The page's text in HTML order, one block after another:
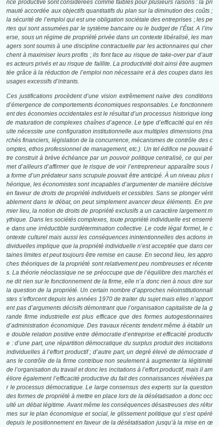
nce productive sont considérées comme faibles pour plusieurs raisons : la pri
mauté accordée aux objectifs quantitatifs du plan sur la diminution des coûts ;
la sécurité de l’emploi qui est une obligation sociétale des entreprises ; les pe
rtes qui sont assumées par le système bancaire ou le budget de l’État. A l’inv
erse, sous un régime de propriété privée dans un contexte libéralisé, les man
agers sont soumis à une discipline contractuelle par les actionnaires qui cher
chent à maximiser leurs profits ; ils font face au risque de take-over par d’autr
es acteurs privés et au risque de faillite. La productivité doit ainsi être augmen
tée grâce à la réduction de l’emploi non nécessaire et à des coupes dans les
usages excessifs d’intrants.
Ces justifications procèdent d’une vision extrêmement naïve des conditions
d’émergence de comportements économiques responsables. Le fonctionnem
ent des économies occidentales est le résultat d’un processus historique long
de maturation de complexes chaînes d’agence. Le type d’efficacité qui en rés
ulte nécessite une configuration institutionnelle aux multiples dimensions (ma
rchés financiers, législation de la concurrence, mécanismes de contrôle des c
omptes, ethos professionnel de management, etc.). Un tel édifice ne pouvait ê
tre construit à brève échéance par un pouvoir politique centralisé, ce qui per
met d’ailleurs d’affirmer que le risque de voir l’entrepreneur apparaître sous l
a forme d’un prédateur sans scrupule pouvait être anticipé. À un niveau plus t
héorique, les économistes sont incapables d’argumenter de manière décisive
en faveur de droits de propriété individuels et cessibles. Sans se plonger vérit
ablement dans le débat, on peut simplement avancer deux éléments. En pre
mier lieu, la notion de droits de propriété exclusifs a un caractère largement m
ythique. Dans les sociétés complexes, toute propriété individuelle est enserré
e dans une irréductible surdétermination collective. Le code légal formel, le c
ontexte culturel mais aussi les conséquences inintentionnelles des actions in
dividuelles implique que la propriété individuelle n’est acceptée que dans cer
taines limites et peut toujours être remise en cause. En second lieu, les appro
ches théoriques de la propriété sont relativement peu nombreuses et récente
s. La théorie néoclassique ne se préoccupe que de l’équilibre des marchés et
ne dit rien sur le fonctionnement de la firme, elle n’a donc rien à nous dire sur
la question de la propriété. Un certain nombre d’approches néoinstitutionnali
stes s’efforcent depuis les années 1970 de traiter du sujet mais elles n’apport
ent pas d’arguments décisifs démontrant que l’organisation capitaliste de la g
rande firme industrielle est plus efficace que des formes autogestionnaires
d’administration économique. Des travaux récents tendent même à établir un
e double relation positive entre démocratie d’entreprise et efficacité productiv
e : d’une part, une répartition démocratique du surplus produit des incitations
individuelles à l’effort productif ; d’autre part, un degré élevé de démocratie d
ans le contrôle de la firme contribue non seulement à augmenter la légitimité
de l’organisation du travail et donc les incitations à l’effort productif, mais il am
éliore également l’efficacité productive du fait des connaissances révélées pa
r le processus démocratique. Le large consensus des experts sur la question
des formes de propriété à mettre en place lors de la désétatisation a donc occ
ulté un débat légitime. Avant même les conséquences désastreuses des réfor
mes sur le plan économique et social, le glissement politique qui s’est opéré
depuis le positionnement en faveur de la désétatisation jusqu’à la mise en œ